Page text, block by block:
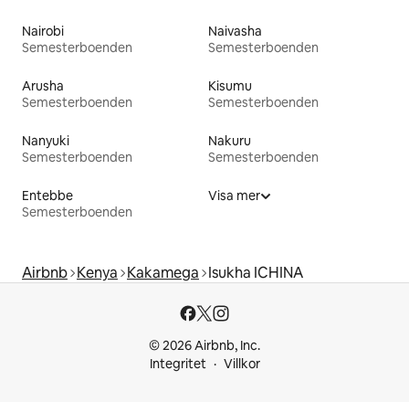
Nairobi
Semesterboenden
Naivasha
Semesterboenden
Arusha
Semesterboenden
Kisumu
Semesterboenden
Nanyuki
Semesterboenden
Nakuru
Semesterboenden
Entebbe
Semesterboenden
Visa mer
Airbnb Kenya Kakamega Isukha ICHINA
© 2026 Airbnb, Inc.
Integritet
Villkor